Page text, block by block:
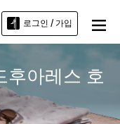
로그인 / 가입
후아레스 호